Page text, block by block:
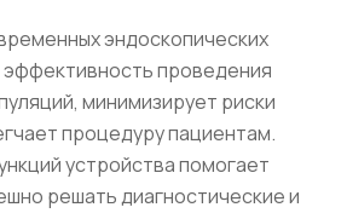
эндоскопических
проведения
минимизирует риски
процедуру пациентам.
устройства помогает
решать диагностические и